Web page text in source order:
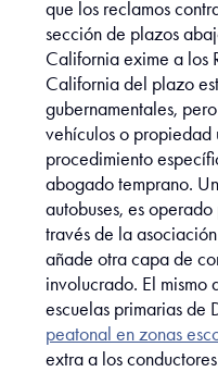
que los reclamos
sección de plazos
California exime a los
California del plazo
gubernamentales,
vehículos o propiedad
procedimiento
abogado temprano.
autobuses, es
través de la
añade otra capa de
involucrado. El
escuelas primarias de
peatonal en zonas
extra a los